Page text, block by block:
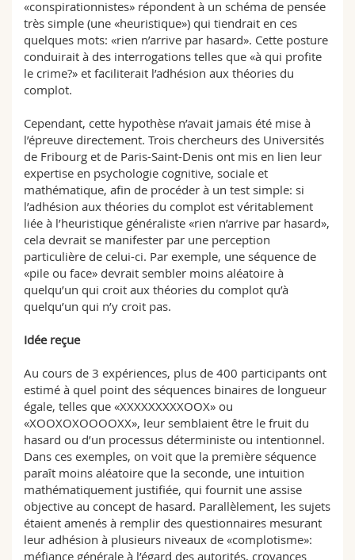
«conspirationnistes» répondent à un schéma de pensée
très simple (une «heuristique») qui tiendrait en ces
quelques mots: «rien n’arrive par hasard». Cette posture
conduirait à des interrogations telles que «à qui profite
le crime?» et faciliterait l’adhésion aux théories du
complot.
Cependant, cette hypothèse n’avait jamais été mise à
l’épreuve directement. Trois chercheurs des Universités
de Fribourg et de Paris-Saint-Denis ont mis en lien leur
expertise en psychologie cognitive, sociale et
mathématique, afin de procéder à un test simple: si
l’adhésion aux théories du complot est véritablement
liée à l’heuristique généraliste «rien n’arrive par hasard»,
cela devrait se manifester par une perception
particulière de celui-ci. Par exemple, une séquence de
«pile ou face» devrait sembler moins aléatoire à
quelqu’un qui croit aux théories du complot qu’à
quelqu’un qui n’y croit pas.
Idée reçue
Au cours de 3 expériences, plus de 400 participants ont
estimé à quel point des séquences binaires de longueur
égale, telles que «XXXXXXXXXOOX» ou
«XOOXOXOOOOXX», leur semblaient être le fruit du
hasard ou d’un processus déterministe ou intentionnel.
Dans ces exemples, on voit que la première séquence
paraît moins aléatoire que la seconde, une intuition
mathématiquement justifiée, qui fournit une assise
objective au concept de hasard. Parallèlement, les sujets
étaient amenés à remplir des questionnaires mesurant
leur adhésion à plusieurs niveaux de «complotisme»:
méfiance générale à l’égard des autorités, croyances